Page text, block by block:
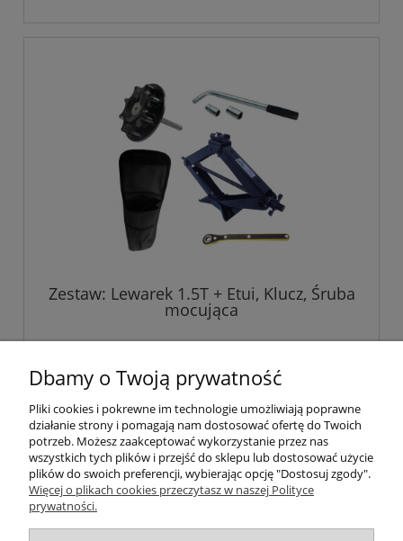
Zestaw: Lewarek 1.5T + Etui, Klucz, Śruba
mocująca
do koszyka
Pomoc
Informacje
Dbamy o Twoją prywatność
Pliki cookies i pokrewne im technologie umożliwiają poprawne
działanie strony i pomagają nam dostosować ofertę do Twoich
potrzeb. Możesz zaakceptować wykorzystanie przez nas
wszystkich tych plików i przejść do sklepu lub dostosować użycie
plików do swoich preferencji, wybierając opcję "Dostosuj zgody".
Więcej o plikach cookies przeczytasz w naszej Polityce
prywatności.